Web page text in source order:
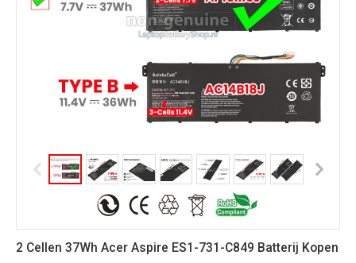
2 Cellen 37Wh Acer Aspire ES1-731-C849 Batterij Kopen